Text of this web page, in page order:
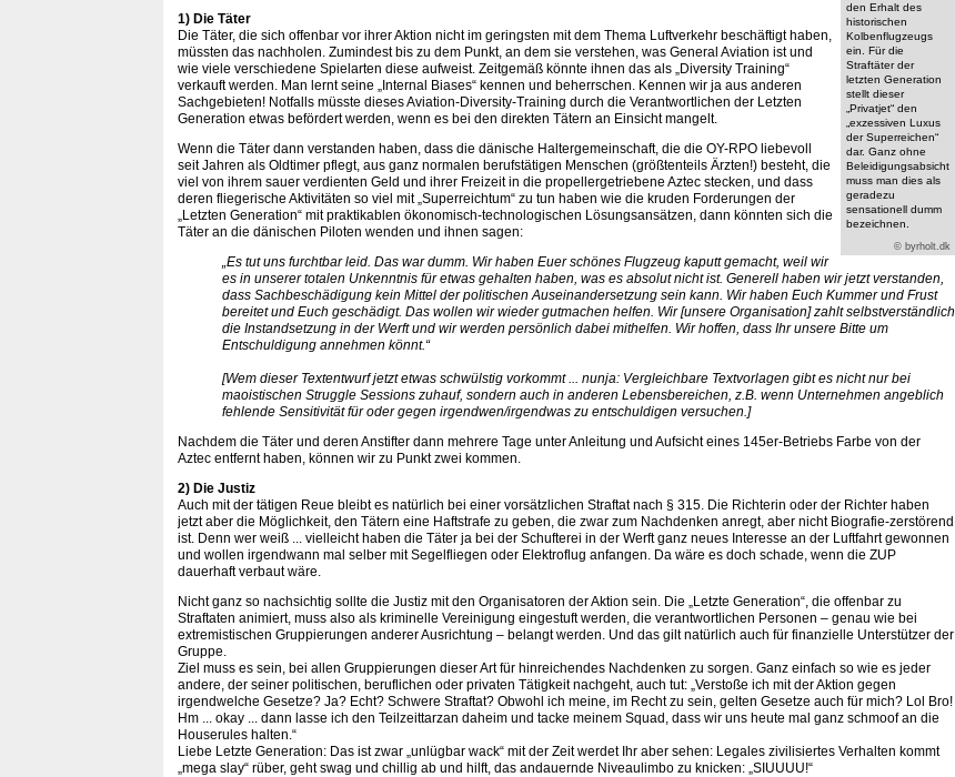
den Erhalt des
historischen
Kolbenflugzeugs
ein. Für die
Straftäter der
letzten Generation
stellt dieser
„Privatjet“ den
„exzessiven Luxus
der Superreichen“
dar. Ganz ohne
Beleidigungsabsicht
muss man dies als
geradezu
sensationell dumm
bezeichnen.
© byrholt.dk
1) Die Täter
Die Täter, die sich offenbar vor ihrer Aktion nicht im geringsten mit dem Thema Luftverkehr beschäftigt haben,
müssten das nachholen. Zumindest bis zu dem Punkt, an dem sie verstehen, was General Aviation ist und
wie viele verschiedene Spielarten diese aufweist. Zeitgemäß könnte ihnen das als „Diversity Training“
verkauft werden. Man lernt seine „Internal Biases“ kennen und beherrschen. Kennen wir ja aus anderen
Sachgebieten! Notfalls müsste dieses Aviation-Diversity-Training durch die Verantwortlichen der Letzten
Generation etwas befördert werden, wenn es bei den direkten Tätern an Einsicht mangelt.
Wenn die Täter dann verstanden haben, dass die dänische Haltergemeinschaft, die die OY-RPO liebevoll
seit Jahren als Oldtimer pflegt, aus ganz normalen berufstätigen Menschen (größtenteils Ärzten!) besteht, die
viel von ihrem sauer verdienten Geld und ihrer Freizeit in die propellergetriebene Aztec stecken, und dass
deren fliegerische Aktivitäten so viel mit „Superreichtum“ zu tun haben wie die kruden Forderungen der
„Letzten Generation“ mit praktikablen ökonomisch-technologischen Lösungsansätzen, dann könnten sich die
Täter an die dänischen Piloten wenden und ihnen sagen:
„Es tut uns furchtbar leid. Das war dumm. Wir haben Euer schönes Flugzeug kaputt gemacht, weil wir
es in unserer totalen Unkenntnis für etwas gehalten haben, was es absolut nicht ist. Generell haben wir jetzt verstanden,
dass Sachbeschädigung kein Mittel der politischen Auseinandersetzung sein kann. Wir haben Euch Kummer und Frust
bereitet und Euch geschädigt. Das wollen wir wieder gutmachen helfen. Wir [unsere Organisation] zahlt selbstverständlich
die Instandsetzung in der Werft und wir werden persönlich dabei mithelfen. Wir hoffen, dass Ihr unsere Bitte um
Entschuldigung annehmen könnt.“
[Wem dieser Textentwurf jetzt etwas schwülstig vorkommt ... nunja: Vergleichbare Textvorlagen gibt es nicht nur bei
maoistischen Struggle Sessions zuhauf, sondern auch in anderen Lebensbereichen, z.B. wenn Unternehmen angeblich
fehlende Sensitivität für oder gegen irgendwen/irgendwas zu entschuldigen versuchen.]
Nachdem die Täter und deren Anstifter dann mehrere Tage unter Anleitung und Aufsicht eines 145er-Betriebs Farbe von der
Aztec entfernt haben, können wir zu Punkt zwei kommen.
2) Die Justiz
Auch mit der tätigen Reue bleibt es natürlich bei einer vorsätzlichen Straftat nach § 315. Die Richterin oder der Richter haben
jetzt aber die Möglichkeit, den Tätern eine Haftstrafe zu geben, die zwar zum Nachdenken anregt, aber nicht Biografie-zerstörend
ist. Denn wer weiß ... vielleicht haben die Täter ja bei der Schufterei in der Werft ganz neues Interesse an der Luftfahrt gewonnen
und wollen irgendwann mal selber mit Segelfliegen oder Elektroflug anfangen. Da wäre es doch schade, wenn die ZUP
dauerhaft verbaut wäre.
Nicht ganz so nachsichtig sollte die Justiz mit den Organisatoren der Aktion sein. Die „Letzte Generation“, die offenbar zu
Straftaten animiert, muss also als kriminelle Vereinigung eingestuft werden, die verantwortlichen Personen – genau wie bei
extremistischen Gruppierungen anderer Ausrichtung – belangt werden. Und das gilt natürlich auch für finanzielle Unterstützer der
Gruppe.
Ziel muss es sein, bei allen Gruppierungen dieser Art für hinreichendes Nachdenken zu sorgen. Ganz einfach so wie es jeder
andere, der seiner politischen, beruflichen oder privaten Tätigkeit nachgeht, auch tut: „Verstoße ich mit der Aktion gegen
irgendwelche Gesetze? Ja? Echt? Schwere Straftat? Obwohl ich meine, im Recht zu sein, gelten Gesetze auch für mich? Lol Bro!
Hm ... okay ... dann lasse ich den Teilzeittarzan daheim und tacke meinem Squad, dass wir uns heute mal ganz schmoof an die
Houserules halten.“
Liebe Letzte Generation: Das ist zwar „unlügbar wack“ mit der Zeit werdet Ihr aber sehen: Legales zivilisiertes Verhalten kommt
„mega slay“ rüber, geht swag und chillig ab und hilft, das andauernde Niveaulimbo zu knicken: „SIUUUU!“